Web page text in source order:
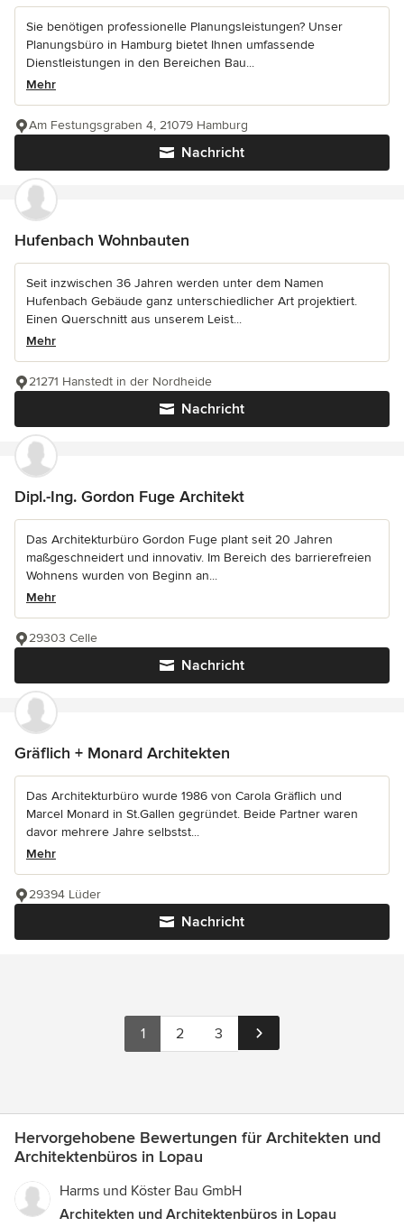
Sie benötigen professionelle Planungsleistungen? Unser
Planungsbüro in Hamburg bietet Ihnen umfassende
Dienstleistungen in den Bereichen Bau...
Mehr
Nachricht
Am Festungsgraben 4, 21079 Hamburg
Hufenbach Wohnbauten
Seit inzwischen 36 Jahren werden unter dem Namen
Hufenbach Gebäude ganz unterschiedlicher Art projektiert.
Einen Querschnitt aus unserem Leist...
Mehr
Nachricht
21271 Hanstedt in der Nordheide
Dipl.-Ing. Gordon Fuge Architekt
Das Architekturbüro Gordon Fuge plant seit 20 Jahren
maßgeschneidert und innovativ. Im Bereich des barrierefreien
Wohnens wurden von Beginn an...
Mehr
Nachricht
29303 Celle
Gräflich + Monard Architekten
Das Architekturbüro wurde 1986 von Carola Gräflich und
Marcel Monard in St.Gallen gegründet. Beide Partner waren
davor mehrere Jahre selbstst...
Mehr
Nachricht
29394 Lüder
1 2 3
Hervorgehobene Bewertungen für Architekten und
Architektenbüros in Lopau
Harms und Köster Bau GmbH
Architekten und Architektenbüros in Lopau